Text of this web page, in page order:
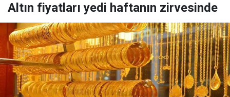
Altın fiyatları yedi haftanın zirvesinde